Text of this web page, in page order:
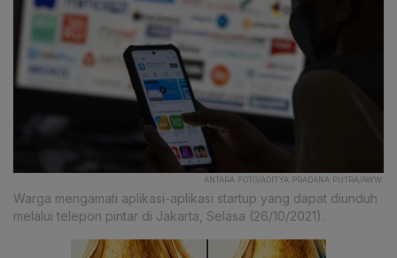
ANTARA FOTO/ADITYA PRADANA PUTRA/AWW.
Warga mengamati aplikasi-aplikasi startup yang dapat diunduh
melalui telepon pintar di Jakarta, Selasa (26/10/2021).